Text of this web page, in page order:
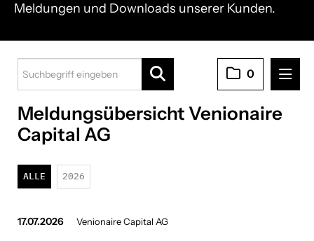
Meldungen und Downloads unserer Kunden.
0
Pressemitteilungen
21shares
Black Manta Capital Partners
Brantner green solutions
Meldungsübersicht Venionaire
Capital AG
ALLE 2026
17.07.2026 Venionaire Capital AG